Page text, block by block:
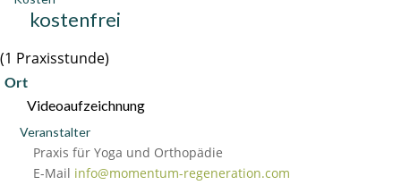
kostenfrei
(1 Praxisstunde)
Ort
Videoaufzeichnung
Veranstalter
Praxis für Yoga und Orthopädie
E-Mail info@momentum-regeneration.com